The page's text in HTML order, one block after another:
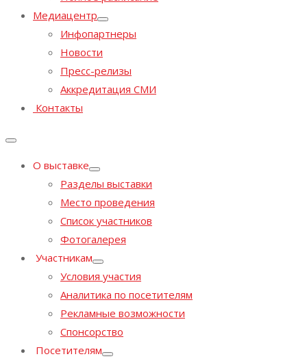
Медиацентр
Инфопартнеры
Новости
Пресс-релизы
Аккредитация СМИ
Контакты
О выставке
Разделы выставки
Место проведения
Список участников
Фотогалерея
Участникам
Условия участия
Аналитика по посетителям
Рекламные возможности
Спонсорство
Посетителям